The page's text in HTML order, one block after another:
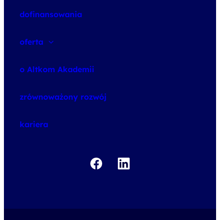
dofinansowania
oferta
o Altkom Akademii
zrównoważony rozwój
kariera